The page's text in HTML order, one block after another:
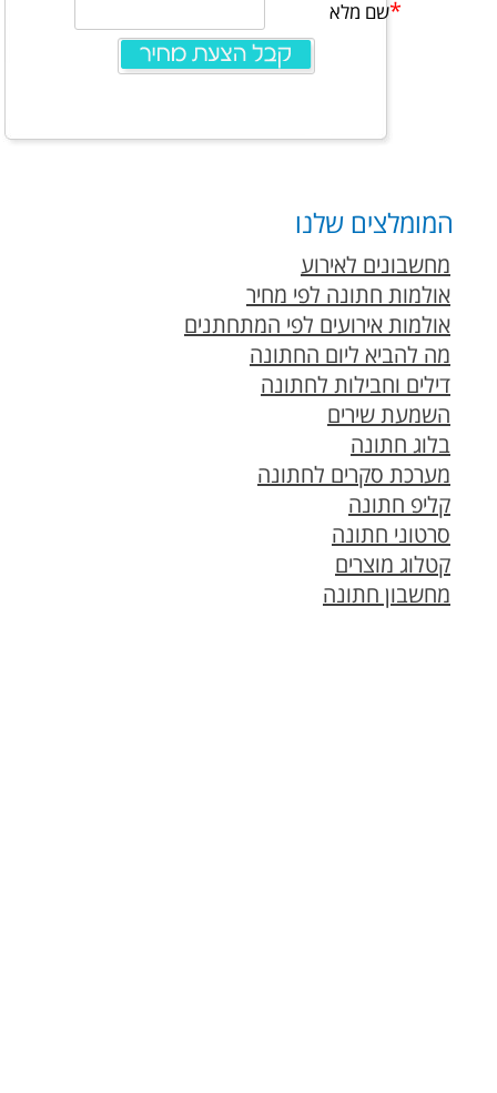
המומלצים שלנו
מחשבונים לאירוע
אולמות חתונה לפי מחיר
אולמות אירועים לפי המתחתנים
מה להביא ליום החתונה
דילים וחבילות לחתונה
השמעת שירים
בלוג חתונה
מערכת סקרים לחתונה
קליפ חתונה
סרטוני חתונה
קטלוג מוצרים
מחשבון חתונה